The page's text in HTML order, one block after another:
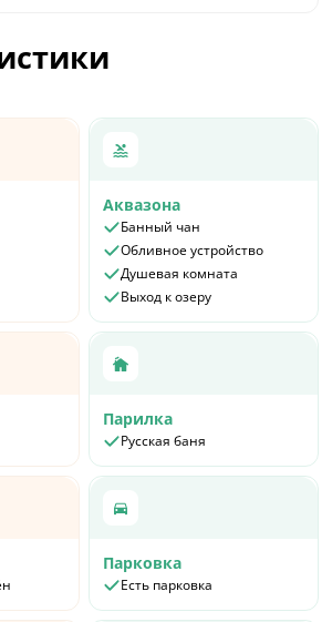
Аквазона
Банный чан
Обливное устройство
Душевая комната
Выход к озеру
Парилка
Русская баня
Парковка
Есть парковка